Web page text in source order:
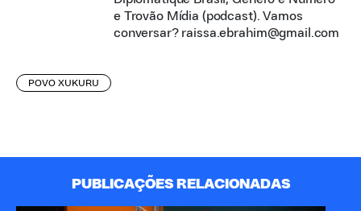
e Trovão Mídia (podcast). Vamos
conversar? raissa.ebrahim@gmail.com
POVO XUKURU
PUBLICAÇÕES RELACIONADAS